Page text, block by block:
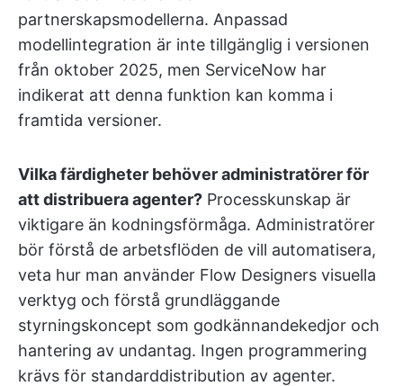
partnerskapsmodellerna. Anpassad
modellintegration är inte tillgänglig i versionen
från oktober 2025, men ServiceNow har
indikerat att denna funktion kan komma i
framtida versioner.
Vilka färdigheter behöver administratörer för
att distribuera agenter? Processkunskap är
viktigare än kodningsförmåga. Administratörer
bör förstå de arbetsflöden de vill automatisera,
veta hur man använder Flow Designers visuella
verktyg och förstå grundläggande
styrningskoncept som godkännandekedjor och
hantering av undantag. Ingen programmering
krävs för standarddistribution av agenter.